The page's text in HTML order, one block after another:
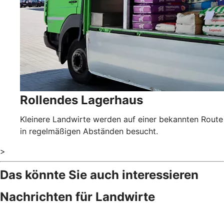
Rollendes Lagerhaus
Kleinere Landwirte werden auf einer bekannten Route
in regelmäßigen Abständen besucht.
>
Das könnte Sie auch interessieren
Nachrichten für Landwirte